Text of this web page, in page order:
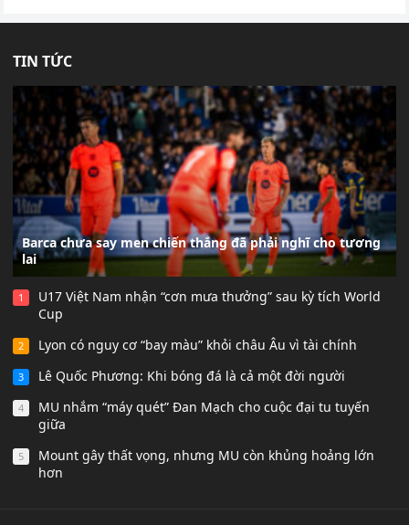
TIN TỨC
Barca chưa say men chiến thắng đã phải nghĩ cho tương
lai
1
U17 Việt Nam nhận “cơn mưa thưởng” sau kỳ tích World
Cup
2 Lyon có nguy cơ “bay màu” khỏi châu Âu vì tài chính
3 Lê Quốc Phương: Khi bóng đá là cả một đời người
4
MU nhắm “máy quét” Đan Mạch cho cuộc đại tu tuyến
giữa
5
Mount gây thất vọng, nhưng MU còn khủng hoảng lớn
hơn